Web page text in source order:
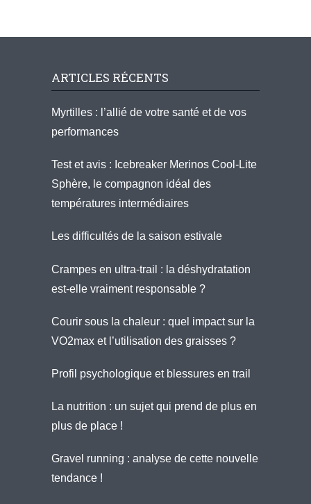
ARTICLES RÉCENTS
Myrtilles : l’allié de votre santé et de vos
performances
Test et avis : Icebreaker Merinos Cool-Lite
Sphère, le compagnon idéal des
températures intermédiaires
Les difficultés de la saison estivale
Crampes en ultra-trail : la déshydratation
est-elle vraiment responsable ?
Courir sous la chaleur : quel impact sur la
VO2max et l’utilisation des graisses ?
Profil psychologique et blessures en trail
La nutrition : un sujet qui prend de plus en
plus de place !
Gravel running : analyse de cette nouvelle
tendance !